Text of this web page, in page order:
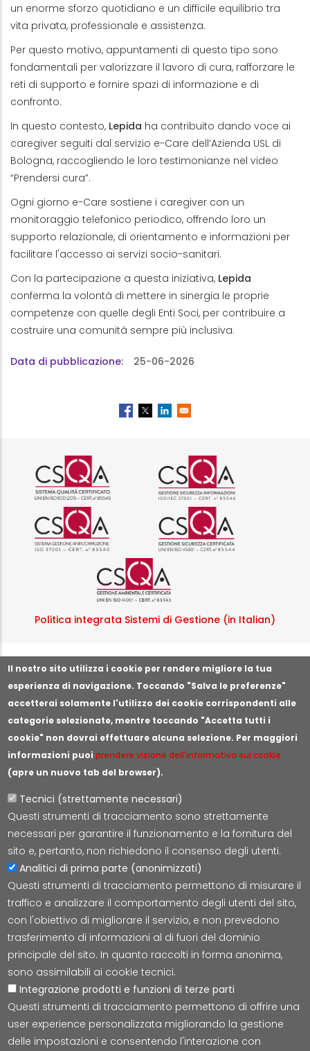
Il nostro sito utilizza i cookie per rendere migliore la tua
esperienza di navigazione. Toccando "Salva le preferenze"
accetterai solamente l'utilizzo dei cookie corrispondenti alle
categorie selezionate, mentre toccando "Accetta tutti i
cookie" non dovrai effettuare alcuna selezione. Per maggiori
informazioni puoiprendere visione dell'informativa sui cookie
(apre un nuovo tab del browser).
Tecnici (strettamente necessari)
Questi strumenti di tracciamento sono strettamente
necessari per garantire il funzionamento e la fornitura del
sito e, pertanto, non richiedono il consenso degli utenti.
Analitici di prima parte (anonimizzati)
Questi strumenti di tracciamento permettono di misurare il
traffico e analizzare il comportamento degli utenti del sito,
con l'obiettivo di migliorare il servizio, e non prevedono
trasferimento di informazioni al di fuori del dominio
principale del sito. In quanto raccolti in forma anonima,
sono assimilabili ai cookie tecnici.
Integrazione prodotti e funzioni di terze parti
Questi strumenti di tracciamento permettono di offrire una
user experience personalizzata migliorando la gestione
delle impostazioni e consentendo l'interazione con
un enorme sforzo quotidiano e un difficile equilibrio tra
vita privata, professionale e assistenza.
Per questo motivo, appuntamenti di questo tipo sono
fondamentali per valorizzare il lavoro di cura, rafforzare le
reti di supporto e fornire spazi di informazione e di
confronto.
In questo contesto, Lepida ha contribuito dando voce ai
caregiver seguiti dal servizio e-Care dell’Azienda USL di
Bologna, raccogliendo le loro testimonianze nel video
“Prendersi cura”.
Ogni giorno e-Care sostiene i caregiver con un
monitoraggio telefonico periodico, offrendo loro un
supporto relazionale, di orientamento e informazioni per
facilitare l'accesso ai servizi socio-sanitari.
Con la partecipazione a questa iniziativa, Lepida
conferma la volontà di mettere in sinergia le proprie
competenze con quelle degli Enti Soci, per contribuire a
costruire una comunità sempre più inclusiva.
Data di pubblicazione 25-06-2026
Logo certificazione ISO 9001
Logo
Logo certificazione ISO 37001
Logo
Logo certificazione ISO
Politica integrata Sistemi di Gestione (in Italian)
Segnala illeciti o irregolarità
Lepida S.c.p.A.
Via della Liberazione 15, 40128 Bologna
PEC:
segreteria@pec.lepida.it
Capitale Sociale i.v. ad oggi € 69.881.000,00
P.IVA/CF 02770891204
Accessibilità Cookie Privacy Social Media Mappa